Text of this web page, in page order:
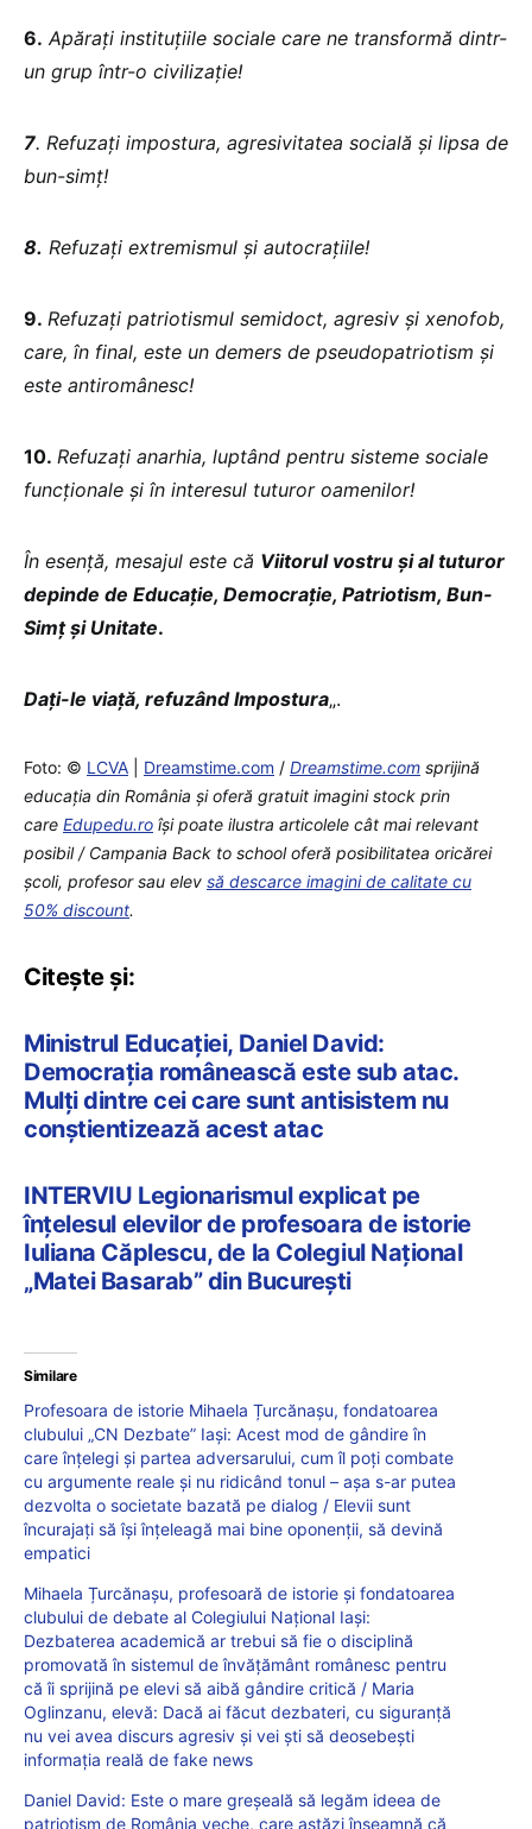
6. Apărați instituțiile sociale care ne transformă dintr-
un grup într-o civilizație!
7. Refuzați impostura, agresivitatea socială și lipsa de
bun-simț!
8. Refuzați extremismul și autocrațiile!
9. Refuzați patriotismul semidoct, agresiv și xenofob,
care, în final, este un demers de pseudopatriotism și
este antiromânesc!
10. Refuzați anarhia, luptând pentru sisteme sociale
funcționale și în interesul tuturor oamenilor!
În esență, mesajul este că Viitorul vostru și al tuturor
depinde de Educație, Democrație, Patriotism, Bun-
Simț și Unitate.
Dați-le viață, refuzând Impostura„.
Foto: © LCVA Dreamstime.com / Dreamstime.com sprijină
educaţia din România şi oferă gratuit imagini stock prin
care Edupedu.ro îşi poate ilustra articolele cât mai relevant
posibil / Campania Back to school oferă posibilitatea oricărei
școli, profesor sau elev să descarce imagini de calitate cu
50% discount.
Citește și:
Ministrul Educației, Daniel David:
Democrația românească este sub atac.
Mulți dintre cei care sunt antisistem nu
conștientizează acest atac
INTERVIU Legionarismul explicat pe
înțelesul elevilor de profesoara de istorie
Iuliana Căplescu, de la Colegiul Național
„Matei Basarab” din București
Similare
Profesoara de istorie Mihaela Țurcănașu, fondatoarea
clubului „CN Dezbate” Iași: Acest mod de gândire în
care înțelegi și partea adversarului, cum îl poți combate
cu argumente reale și nu ridicând tonul – așa s-ar putea
dezvolta o societate bazată pe dialog / Elevii sunt
încurajați să își înțeleagă mai bine oponenții, să devină
empatici
Mihaela Țurcănașu, profesoară de istorie și fondatoarea
clubului de debate al Colegiului Național Iași:
Dezbaterea academică ar trebui să fie o disciplină
promovată în sistemul de învățământ românesc pentru
că îi sprijină pe elevi să aibă gândire critică / Maria
Oglinzanu, elevă: Dacă ai făcut dezbateri, cu siguranță
nu vei avea discurs agresiv și vei ști să deosebești
informația reală de fake news
Daniel David: Este o mare greșeală să legăm ideea de
patriotism de România veche, care astăzi înseamnă că